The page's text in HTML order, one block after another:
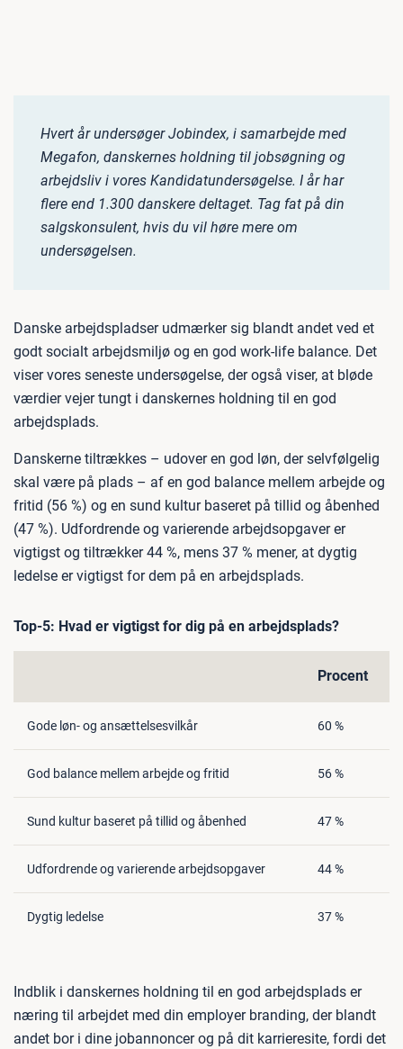
Hvert år undersøger Jobindex, i samarbejde med
Megafon, danskernes holdning til jobsøgning og
arbejdsliv i vores Kandidatundersøgelse. I år har
flere end 1.300 danskere deltaget. Tag fat på din
salgskonsulent, hvis du vil høre mere om
undersøgelsen.
Danske arbejdspladser udmærker sig blandt andet ved et
godt socialt arbejdsmiljø og en god work-life balance. Det
viser vores seneste undersøgelse, der også viser, at bløde
værdier vejer tungt i danskernes holdning til en god
arbejdsplads.
Danskerne tiltrækkes – udover en god løn, der selvfølgelig
skal være på plads – af en god balance mellem arbejde og
fritid (56 %) og en sund kultur baseret på tillid og åbenhed
(47 %). Udfordrende og varierende arbejdsopgaver er
vigtigst og tiltrækker 44 %, mens 37 % mener, at dygtig
ledelse er vigtigst for dem på en arbejdsplads.
Top-5: Hvad er vigtigst for dig på en arbejdsplads?
Procent
Gode løn- og ansættelsesvilkår 60 %
God balance mellem arbejde og fritid 56 %
Sund kultur baseret på tillid og åbenhed 47 %
Udfordrende og varierende arbejdsopgaver 44 %
Dygtig ledelse 37 %
Indblik i danskernes holdning til en god arbejdsplads er
næring til arbejdet med din employer branding, der blandt
andet bor i dine jobannoncer og på dit karrieresite, fordi det